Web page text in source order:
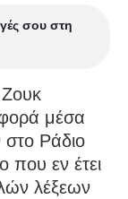
σου στη
μέσα
Ράδιο
που εν έτει
λέξεων